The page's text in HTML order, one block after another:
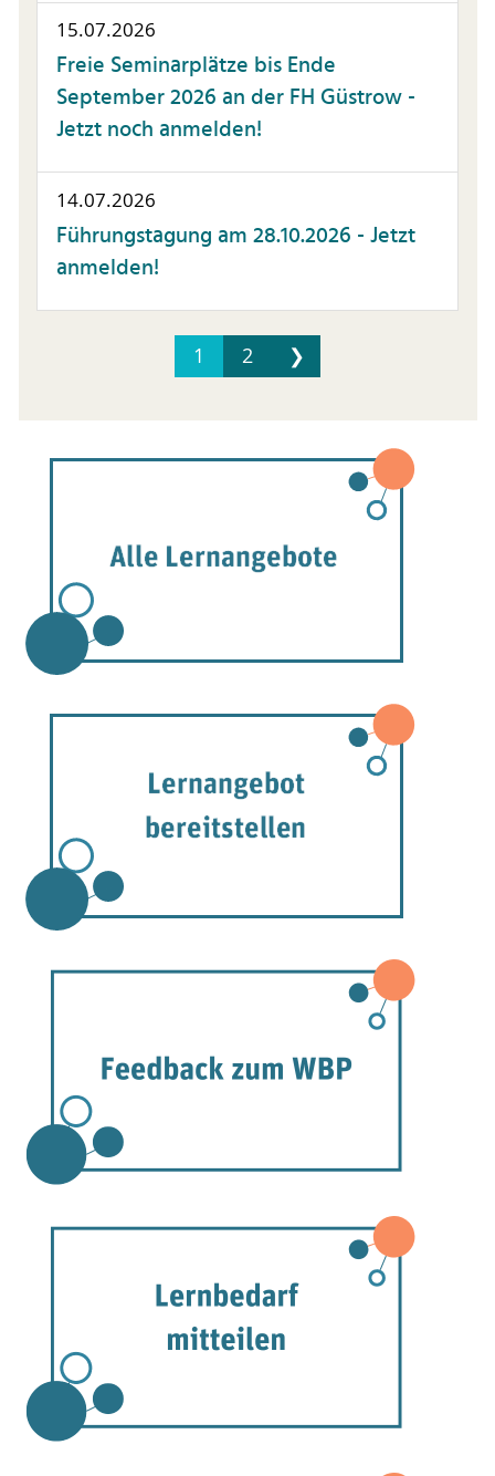
15.07.2026
Freie Seminarplätze bis Ende
September 2026 an der FH Güstrow -
Jetzt noch anmelden!
14.07.2026
Führungstagung am 28.10.2026 - Jetzt
anmelden!
1 2 ❯